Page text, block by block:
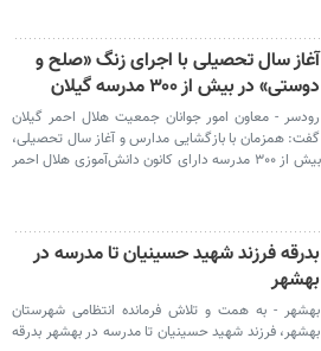
آغاز سال تحصیلی با اجرای زنگ «صلح و
دوستی» در بیش از ۳۰۰ مدرسه گیلان
رودسر - معاون امور جوانان جمعیت هلال احمر گیلان
گفت: همزمان با بازگشایی مدارس و آغاز سال تحصیلی،
«زنگ صلح و دوستی» در بیش از ۳۰۰ مدرسه دارای کانون دانش‌آموزی هلال احمر
بدرقه فرزند شهید حسینیان تا مدرسه در
بهشهر
بهشهر - به همت و تلاش فرمانده انتظامی شهرستان
بهشهر، فرزند شهید حسینیان تا مدرسه در بهشهر بدرقه